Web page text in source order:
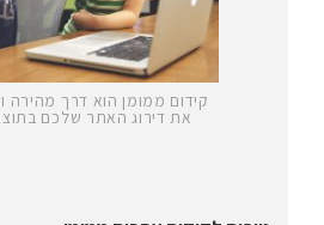
קידום ממומן הוא דרך מהירה
את דירוג האתר שלכם